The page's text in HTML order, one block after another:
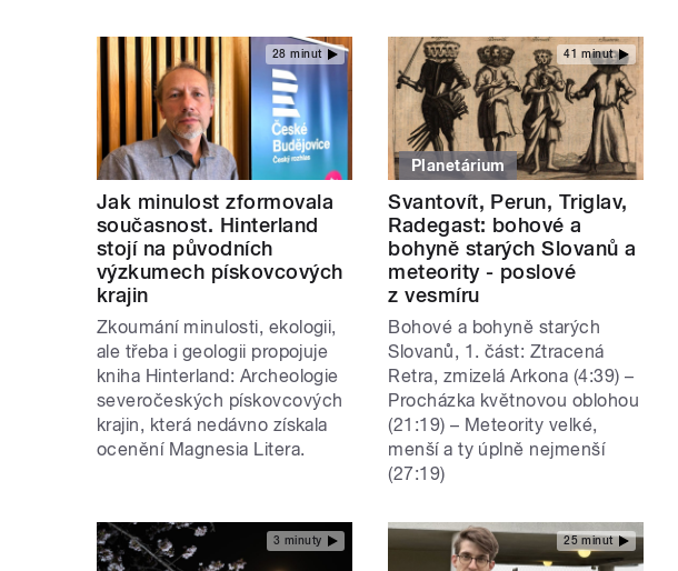
28 minut
Jak minulost zformovala
současnost. Hinterland
stojí na původních
výzkumech pískovcových
krajin
Zkoumání minulosti, ekologii,
ale třeba i geologii propojuje
kniha Hinterland: Archeologie
severočeských pískovcových
krajin, která nedávno získala
ocenění Magnesia Litera.
41 minut
Planetárium
Svantovít, Perun, Triglav,
Radegast: bohové a
bohyně starých Slovanů a
meteority - poslové
z vesmíru
Bohové a bohyně starých
Slovanů, 1. část: Ztracená
Retra, zmizelá Arkona (4:39) –
Procházka květnovou oblohou
(21:19) – Meteority velké,
menší a ty úplně nejmenší
(27:19)
3 minuty 25 minut